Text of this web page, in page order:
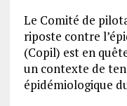
Le Comité de
riposte contre
(Copil) est en
un contexte de
épidémiologique